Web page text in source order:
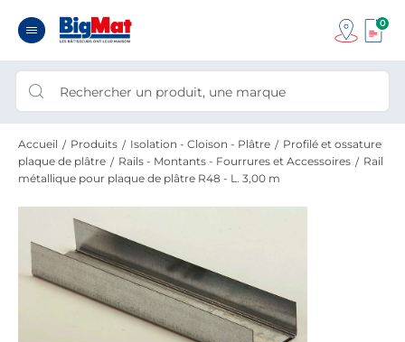
0
Accueil Produits Isolation - Cloison - Plâtre
Profilé et ossature
plaque de plâtre
Rails - Montants - Fourrures et Accessoires
Rail
métallique pour plaque de plâtre R48 - L. 3,00 m